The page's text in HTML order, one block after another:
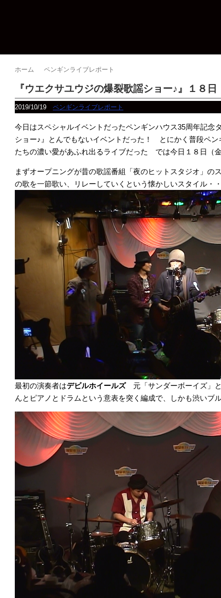
ホーム ペンギンライブレポート
『ウエクサユウジの爆裂歌謡ショー♪』１８日
2019/10/19 ペンギンライブレポート
今日はスペシャルイベントだったペンギンハウス35周年記念
ショー♪』とんでもないイベントだった！ とにかく普段ペ
たちの濃い愛があふれ出るライブだった では今日１８日（
まずオープニングが昔の歌謡番組「夜のヒットスタジオ」の
の歌を一節歌い、リレーしていくという懐かしいスタイル・
最初の演奏者はデビルホイールズ 元「サンダーボーイズ」
んとピアノとドラムという意表を突く編成で、しかも渋いブ